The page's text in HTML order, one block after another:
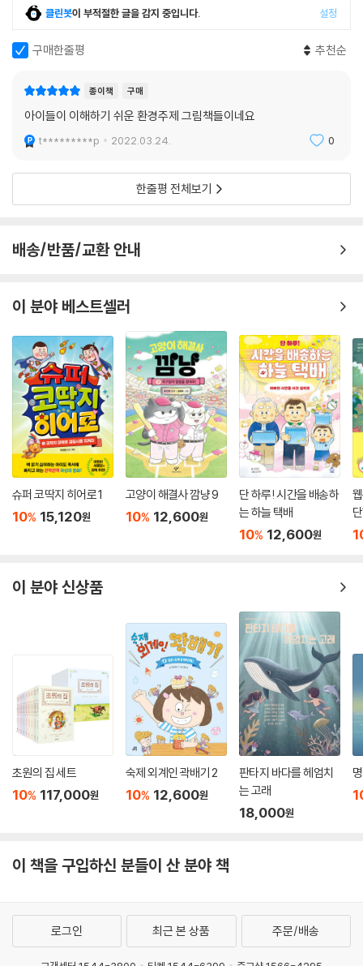
되어 버린 거예요! 아무것도 모르는 건이네 엄마는 우리에게 맛있는 밥을
주고 미세먼지 청소를 시켜요. 미세먼지한테 미세먼지 청소를 하라니요?
청소는 한 번도 해 본 적 없는데, 우리가 잘 해낼 수 있을까요?
지킬 수 있을지 알려 주는 환경 그림책입니다. 미세먼지의 원인과 정보, 어
린이도 할 수 있는 실천법까지 한 권에 담았습니다.
클린봇이 부적절한 글을 감지 중입니다. 설정
구매한줄평 추천순
종이책 구매
아이들이 이해하기 쉬운 환경주제 그림책들이네요
t*********p 2022.03.24. 0
한줄평 전체보기
배송/반품/교환 안내
이 분야 베스트셀러
슈퍼 코딱지 히어로 1
10% 15,120원
고양이 해결사 깜냥 9
10% 12,600원
단 하루! 시간을 배송하
는 하늘 택배
10% 12,600원
이 분야 신상품
초원의 집 세트
10% 117,000원
숙제 외계인 곽배기 2
10% 12,600원
판타지 바다를 헤엄치
는 고래
18,000원
이 책을 구입하신 분들이 산 분야 책
로그인 최근 본 상품 주문/배송